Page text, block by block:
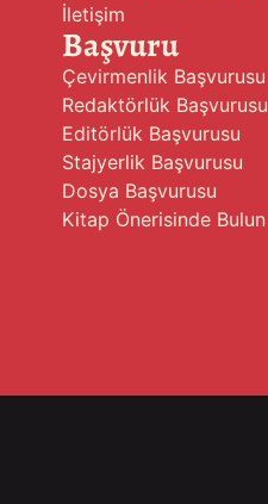
İletişim
Başvuru
Çevirmenlik Başvurusu
Redaktörlük Başvurusu
Editörlük Başvurusu
Stajyerlik Başvurusu
Dosya Başvurusu
Kitap Önerisinde Bulun